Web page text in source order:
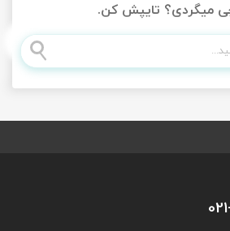
میگردی؟ تایپش کن.